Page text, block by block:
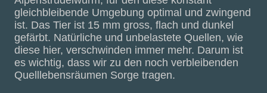
gleichbleibende Umgebung optimal und zwingend
ist. Das Tier ist 15 mm gross, flach und dunkel
gefärbt. Natürliche und unbelastete Quellen, wie
diese hier, verschwinden immer mehr. Darum ist
es wichtig, dass wir zu den noch verbleibenden
Quelllebensräumen Sorge tragen.